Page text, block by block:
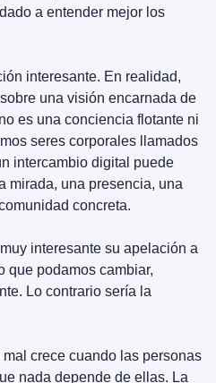
a entender mejor los
interesante. En realidad,
una visión encarnada de
es una conciencia flotante ni
seres corporales llamados
intercambio digital puede
mirada, una presencia, una
concreta.
interesante su apelación a
que podamos cambiar,
Lo contrario sería la
mal crece cuando las personas
nada depende de ellas. La